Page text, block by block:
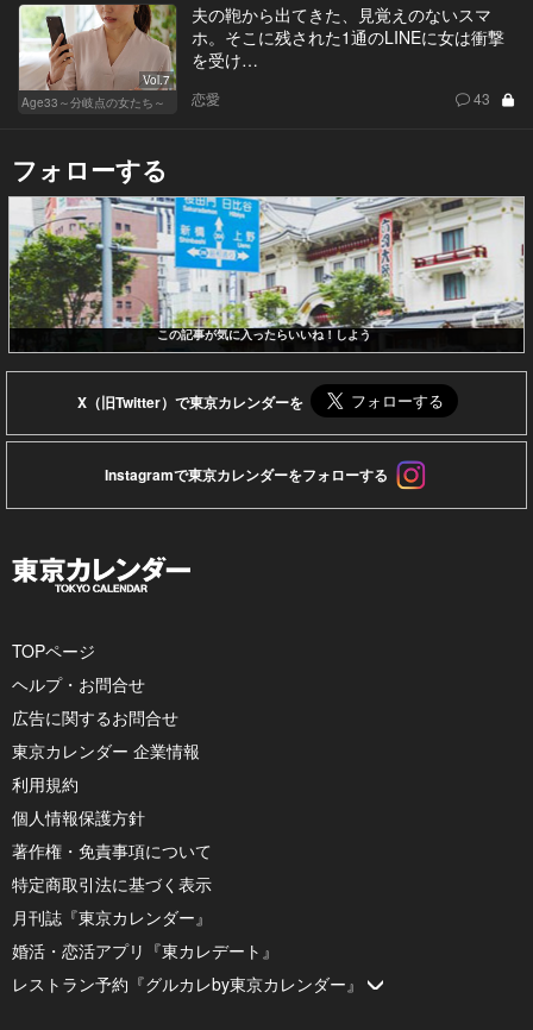
Vol.7
Age33～分岐点の女たち～
夫の鞄から出てきた、見覚えのないスマ
ホ。そこに残された1通のLINEに女は衝撃
を受け…
恋愛 43
フォローする
この記事が気に入ったらいいね！しよう
X（旧Twitter）で東京カレンダーを
Instagramで東京カレンダーをフォローする
TOPページ
ヘルプ・お問合せ
広告に関するお問合せ
東京カレンダー 企業情報
利用規約
個人情報保護方針
著作権・免責事項について
特定商取引法に基づく表示
月刊誌『東京カレンダー』
婚活・恋活アプリ『東カレデート』
レストラン予約『グルカレby東京カレンダー』